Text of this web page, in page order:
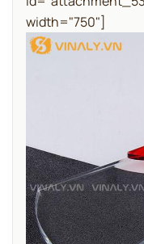
width="750"]